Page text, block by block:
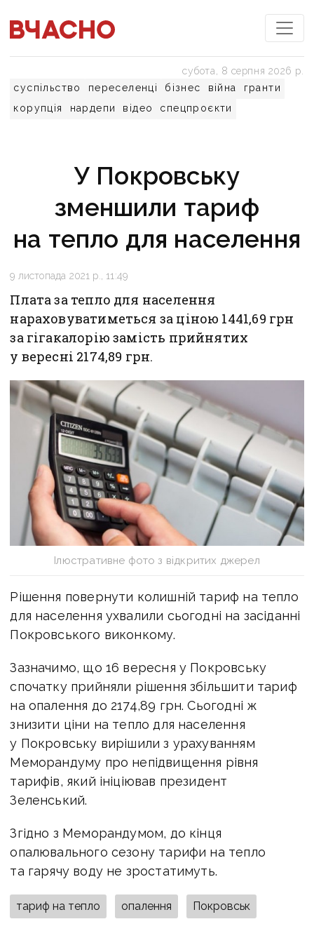
суспільство переселенці бізнес війна
гранти
корупція
нардепи відео спецпроєкти
субота, 8 серпня 2026 р.
У Покровську
зменшили тариф
на тепло для населення
9 листопада 2021 р., 11:49
Плата за тепло для населення
нараховуватиметься за ціною 1441,69 грн
за гігакалорію замість прийнятих
у вересні 2174,89 грн.
Ілюстративне фото з відкритих джерел
Рішення повернути колишній тариф на тепло
для населення ухвалили сьогодні на засіданні
Покровського виконкому.
Зазначимо, що 16 вересня у Покровську
спочатку прийняли рішення збільшити тариф
на опалення до 2174,89 грн. Сьогодні ж
знизити ціни на тепло для населення
у Покровську вирішили з урахуванням
Меморандуму про непідвищення рівня
тарифів, який ініціював президент
Зеленський.
Згідно з Меморандумом, до кінця
опалювального сезону тарифи на тепло
та гарячу воду не зростатимуть.
тариф на тепло опалення Покровськ